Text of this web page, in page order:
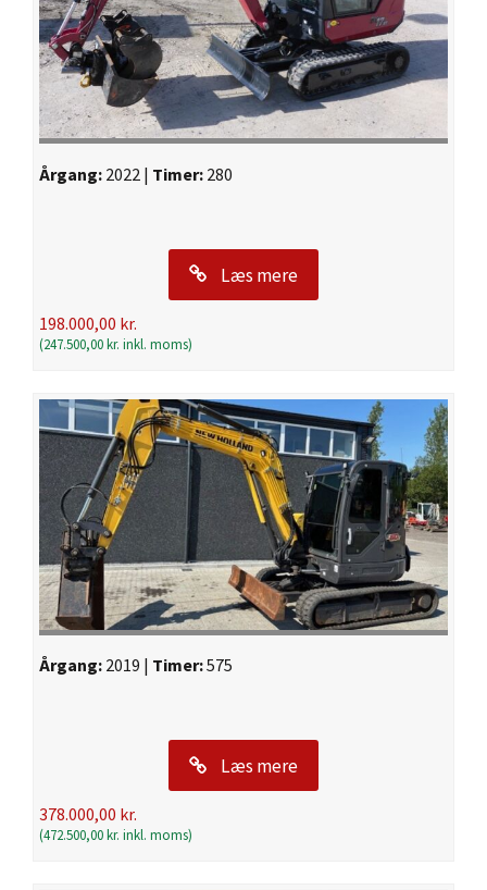
Årgang: 2022 | Timer: 280
Læs mere
198.000,00 kr.
(247.500,00kr. inkl. moms)
Årgang: 2019 | Timer:575
Læs mere
378.000,00 kr.
(472.500,00kr. inkl. moms)